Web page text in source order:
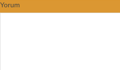
Yorum